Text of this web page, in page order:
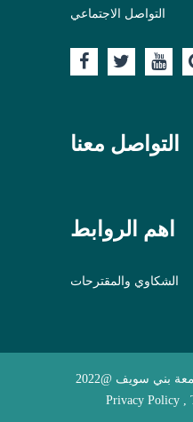
التواصل الاجتماعي
التواصل معنا
اهم الروابط
الشكاوي والمقترحات
بني سويف @2022
Privacy Policy ,